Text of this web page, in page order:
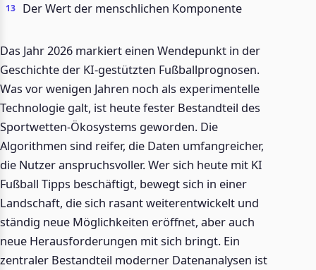
Der Wert der menschlichen Komponente
Das Jahr 2026 markiert einen Wendepunkt in der
Geschichte der KI-gestützten Fußballprognosen.
Was vor wenigen Jahren noch als experimentelle
Technologie galt, ist heute fester Bestandteil des
Sportwetten-Ökosystems geworden. Die
Algorithmen sind reifer, die Daten umfangreicher,
die Nutzer anspruchsvoller. Wer sich heute mit KI
Fußball Tipps beschäftigt, bewegt sich in einer
Landschaft, die sich rasant weiterentwickelt und
ständig neue Möglichkeiten eröffnet, aber auch
neue Herausforderungen mit sich bringt. Ein
zentraler Bestandteil moderner Datenanalysen ist